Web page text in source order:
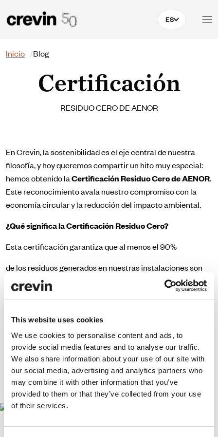
This website uses cookies
We use cookies to personalise content and ads, to
provide social media features and to analyse our traffic.
We also share information about your use of our site with
our social media, advertising and analytics partners who
may combine it with other information that you’ve
provided to them or that they’ve collected from your use
of their services.
ES
Buscar
Inicio Blog
Certificación
RESIDUO CERO DE AENOR
En Crevin, la sostenibilidad es el eje central de nuestra
filosofía, y hoy queremos compartir un hito muy especial:
hemos obtenido laCertificación Residuo Cero de AENOR.
Este reconocimiento avala nuestro compromiso con la
economía circular y la reducción del impacto ambiental.
¿Qué significa la Certificación Residuo Cero?
Esta certificación garantiza que al menos el 90%
de los residuos generados en nuestras instalaciones son
reciclados o reutilizados, evitando que acaben en
vertederos y asegurando su valorización responsable.
Este logro nos impulsa a seguir innovando en procesos
responsables con el planeta. Creemos que la industria
textil puede y debe ser parte de este cambio.
https://www.aenor.com/certificacion/medio-
ambiente/residuo-cero